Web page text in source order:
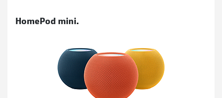
HomePod mini.